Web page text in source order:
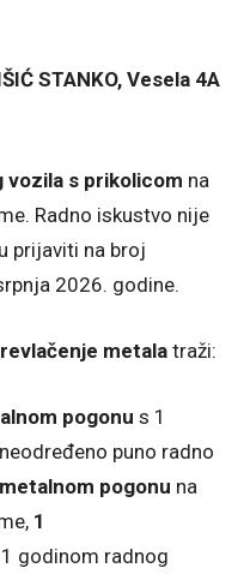
STANKO, Vesela 4A
s prikolicom na
Radno iskustvo nije
prijaviti na broj
2026. godine.
metala traži:
pogonu s 1
puno radno
pogonu na
1
godinom radnog